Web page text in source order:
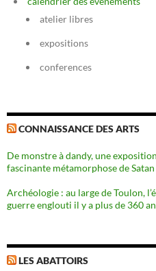
atelier libres
expositions
conferences
CONNAISSANCE DES ARTS
De monstre à dandy, une
fascinante métamorphose de
Archéologie : au large de Toulon,
guerre englouti il y a plus de 360
LES ABATTOIRS